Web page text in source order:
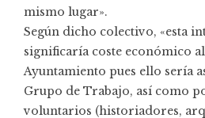
mismo lugar».
Según dicho colectivo, «esta
significaría coste económico
Ayuntamiento pues ello sería
Grupo de Trabajo, así como
voluntarios (historiadores,